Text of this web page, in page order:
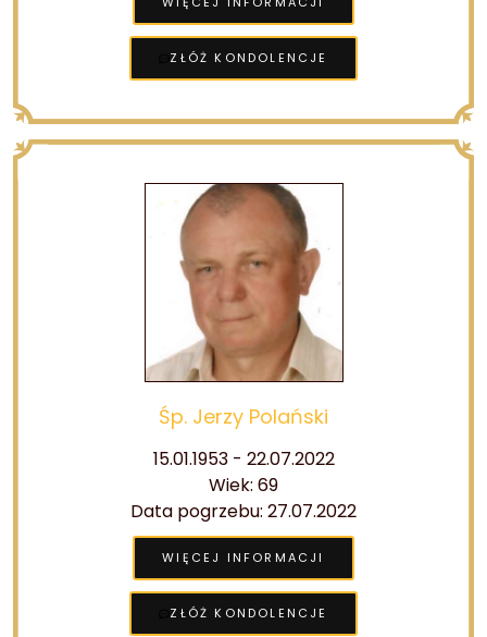
ZŁÓŻ KONDOLENCJE
Śp. Jerzy Polański
15.01.1953 - 22.07.2022
Wiek: 69
Data pogrzebu: 27.07.2022
WIĘCEJ INFORMACJI
ZŁÓŻ KONDOLENCJE